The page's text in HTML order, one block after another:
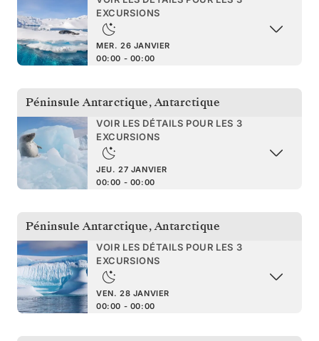
EXCURSIONS
MER. 26 JANVIER
00:00 - 00:00
Péninsule Antarctique,Antarctique
VOIR LES DÉTAILS POUR LES 3
EXCURSIONS
JEU. 27 JANVIER
00:00 - 00:00
Péninsule Antarctique,Antarctique
VOIR LES DÉTAILS POUR LES 3
EXCURSIONS
VEN. 28 JANVIER
00:00 - 00:00